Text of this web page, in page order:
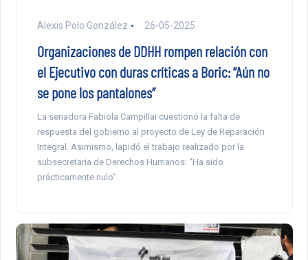
Alexis Polo González 26-05-2025
Organizaciones de DDHH rompen relación con
el Ejecutivo con duras críticas a Boric: “Aún no
se pone los pantalones”
La senadora Fabiola Campillai cuestionó la falta de
respuesta del gobierno al proyecto de Ley de Reparación
Integral. Asimismo, lapidó el trabajo realizado por la
subsecretaria de Derechos Humanos: “Ha sido
prácticamente nulo”.